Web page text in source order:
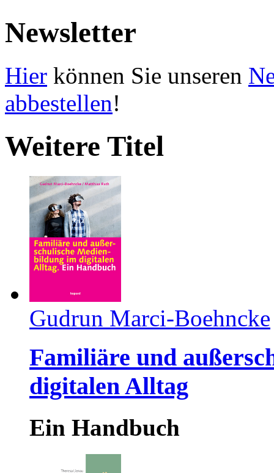
Newsletter
Hier können Sie unseren
abbestellen!
Weitere Titel
Gudrun Marci-Boehncke
Familiäre und
digitalen Alltag
Ein Handbuch